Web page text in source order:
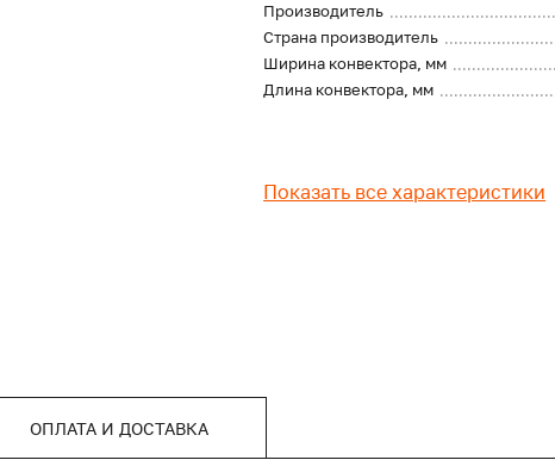
Производитель
Страна производитель
Ширина конвектора, мм
Длина конвектора, мм
Показать все характеристики
ОПЛАТА И ДОСТАВКА